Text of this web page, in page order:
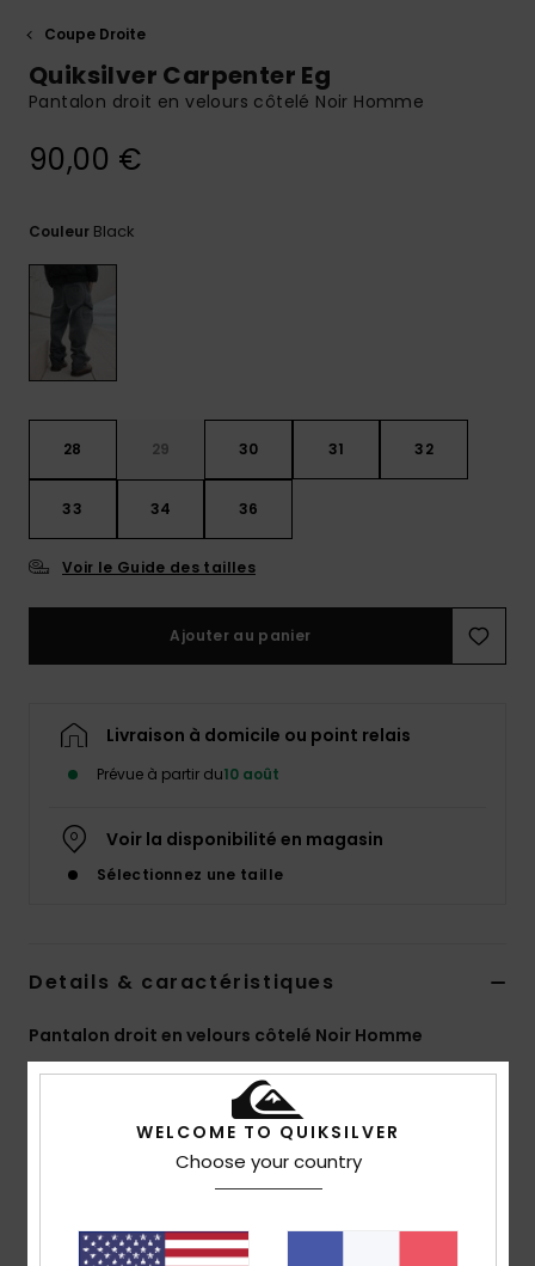
plus rapide
à votre
Consulter
la FAQ
Coupe Droite
Quiksilver Carpenter Eg
Pantalon droit en velours côtelé Noir Homme
90,00 €
Couleur Black
28 29 30 31 32
33 34 36
Voir le Guide des tailles
Ajouter au panier
Livraison à domicile ou point relais
Prévue à partir du10 août
Voir la disponibilité en magasin
Sélectionnez une taille
Details & caractéristiques
Pantalon droit en velours côtelé Noir Homme
StyleEQYNP03354 Code couleurkvj0
Caractéristiques
Coupe :droite
WELCOME TO QUIKSILVER
Choose your country